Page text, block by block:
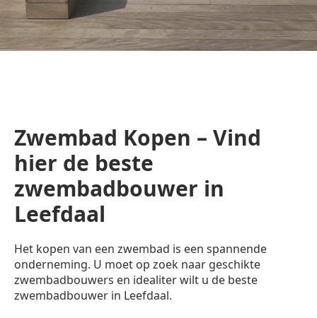
Zwembad Kopen – Vind
hier de beste
zwembadbouwer in
Leefdaal
Het kopen van een zwembad is een spannende
onderneming. U moet op zoek naar geschikte
zwembadbouwers en idealiter wilt u de beste
zwembadbouwer in Leefdaal.